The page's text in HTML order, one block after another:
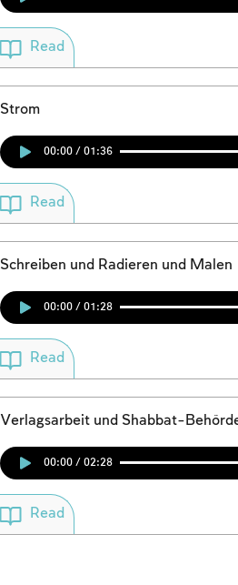
Read
Strom
00:00 / 01:36
Read
Schreiben und Radieren und Malen
00:00 / 01:28
Read
Verlagsarbeit und Shabbat-
00:00 / 02:28
Read